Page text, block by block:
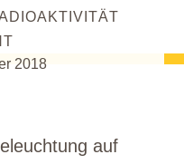
2018
auf